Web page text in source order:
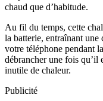
chaud que d’habitude.
Au fil du temps, cette
la batterie, entraînant
votre téléphone pendant
débrancher une fois qu’il
inutile de chaleur.
Publicité